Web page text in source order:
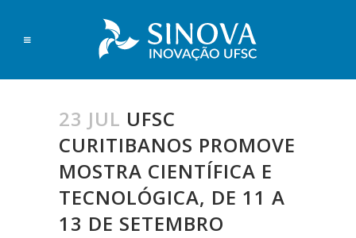
23 JUL UFSC
CURITIBANOS PROMOVE
MOSTRA CIENTÍFICA E
TECNOLÓGICA, DE 11 A
13 DE SETEMBRO